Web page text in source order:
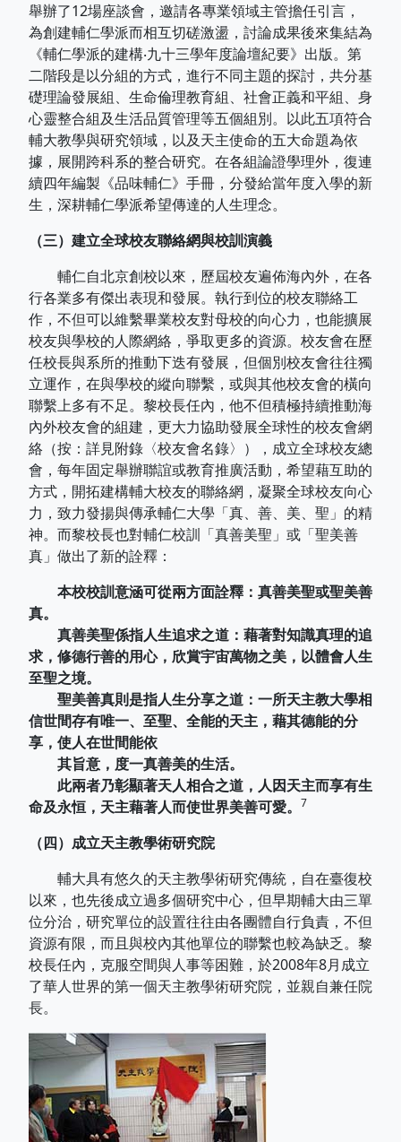
舉辦了12場座談會，邀請各專業領域主管擔任引言，
為創建輔仁學派而相互切磋激盪，討論成果後來集結為
《輔仁學派的建構‧九十三學年度論壇紀要》出版。第
二階段是以分組的方式，進行不同主題的探討，共分基
礎理論發展組、生命倫理教育組、社會正義和平組、身
心靈整合組及生活品質管理等五個組別。以此五項符合
輔大教學與研究領域，以及天主使命的五大命題為依
據，展開跨科系的整合研究。在各組論證學理外，復連
續四年編製《品味輔仁》手冊，分發給當年度入學的新
生，深耕輔仁學派希望傳達的人生理念。
（三）建立全球校友聯絡網與校訓演義
輔仁自北京創校以來，歷屆校友遍佈海內外，在各
行各業多有傑出表現和發展。執行到位的校友聯絡工
作，不但可以維繫畢業校友對母校的向心力，也能擴展
校友與學校的人際網絡，爭取更多的資源。校友會在歷
任校長與系所的推動下迭有發展，但個別校友會往往獨
立運作，在與學校的縱向聯繫，或與其他校友會的橫向
聯繫上多有不足。黎校長任內，他不但積極持續推動海
內外校友會的組建，更大力協助發展全球性的校友會網
絡（按：詳見附錄〈校友會名錄〉），成立全球校友總
會，每年固定舉辦聯誼或教育推廣活動，希望藉互助的
方式，開拓建構輔大校友的聯絡網，凝聚全球校友向心
力，致力發揚與傳承輔仁大學「真、善、美、聖」的精
神。而黎校長也對輔仁校訓「真善美聖」或「聖美善
真」做出了新的詮釋：
本校校訓意涵可從兩方面詮釋：真善美聖或聖美善
真。
真善美聖係指人生追求之道：藉著對知識真理的追
求，修德行善的用心，欣賞宇宙萬物之美，以體會人生
至聖之境。
聖美善真則是指人生分享之道：一所天主教大學相
信世間存有唯一、至聖、全能的天主，藉其德能的分
享，使人在世間能依
其旨意，度一真善美的生活。
此兩者乃彰顯著天人相合之道，人因天主而享有生
命及永恒，天主藉著人而使世界美善可愛。 7
（四）成立天主教學術研究院
輔大具有悠久的天主教學術研究傳統，自在臺復校
以來，也先後成立過多個研究中心，但早期輔大由三單
位分治，研究單位的設置往往由各團體自行負責，不但
資源有限，而且與校內其他單位的聯繫也較為缺乏。黎
校長任內，克服空間與人事等困難，於2008年8月成立
了華人世界的第一個天主教學術研究院，並親自兼任院
長。